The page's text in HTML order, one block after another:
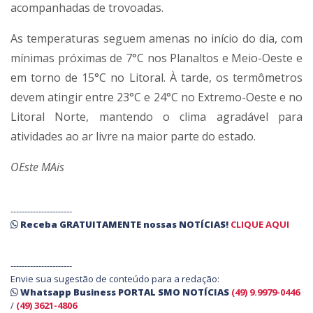
acompanhadas de trovoadas.
As temperaturas seguem amenas no início do dia, com
mínimas próximas de 7°C nos Planaltos e Meio-Oeste e
em torno de 15°C no Litoral. À tarde, os termômetros
devem atingir entre 23°C e 24°C no Extremo-Oeste e no
Litoral Norte, mantendo o clima agradável para
atividades ao ar livre na maior parte do estado.
OEste MAis
----------------------
Receba GRATUITAMENTE nossas NOTÍCIAS! CLIQUE AQUI
----------------------
Envie sua sugestão de conteúdo para a redação:
Whatsapp Business PORTAL SMO NOTÍCIAS (49) 9.9979-0446
/ (49) 3621-4806